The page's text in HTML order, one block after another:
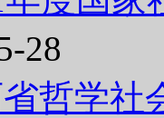
28
哲学社